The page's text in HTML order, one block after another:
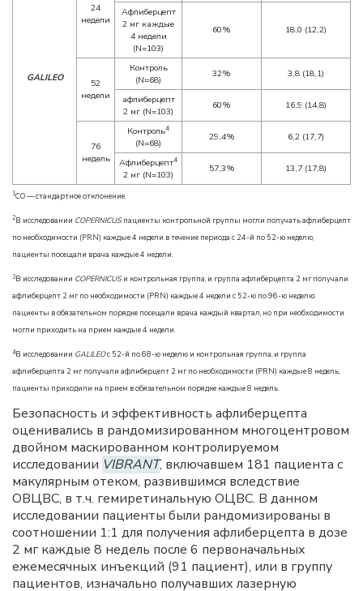
GALILEO
24
недели
Афлиберцепт
2 мг каждые
4 недели
(N=103)
60% 18,0 (12,2)
52
недели
Контроль
(N=68)
32% 3,8 (18,1)
афлиберцепт
2 мг (N=103)
60% 16,9 (14,8)
76
недель
Контроль4
(N=68)
29,4% 6,2 (17,7)
Афлиберцепт4
2 мг (N=103)
57,3% 13,7 (17,8)
1СО — стандартное отклонение.
2В исследовании COPERNICUSпациенты контрольной группы могли получать афлиберцепт
по необходимости (PRN) каждые 4 недели в течение периода с 24-й по 52-ю неделю,
пациенты посещали врача каждые 4 недели.
3В исследовании COPERNICUSи контрольная группа, и группа афлиберцепта 2 мг получали
афлиберцепт 2 мг по необходимости (PRN) каждые 4 недели с 52-ю по 96-ю неделю:
пациенты в обязательном порядке посещали врача каждый квартал, но при необходимости
могли приходить на прием каждые 4 недели.
4В исследовании GALILEOс 52-й по 68-ю неделю и контрольная группа, и группа
афлиберцепта 2 мг получали афлиберцепт 2 мг по необходимости (PRN) каждые 8 недель,
пациенты приходили на прием в обязательном порядке каждые 8 недель.
Безопасность и эффективность афлиберцепта
оценивались в рандомизированном многоцентровом
двойном маскированном контролируемом
исследовании VIBRANT, включавшем 181 пациента с
макулярным отеком, развившимся вследствие
ОВЦВС, в т.ч. гемиретинальную ОЦВС. В данном
исследовании пациенты были рандомизированы в
соотношении 1:1 для получения афлиберцепта в дозе
2 мг каждые 8 недель после 6 первоначальных
ежемесячных инъекций (91 пациент), или в группу
пациентов, изначально получавших лазерную